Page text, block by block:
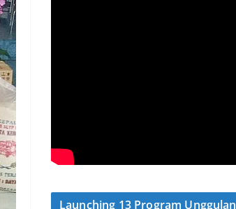
Launching 13 Program Unggulan